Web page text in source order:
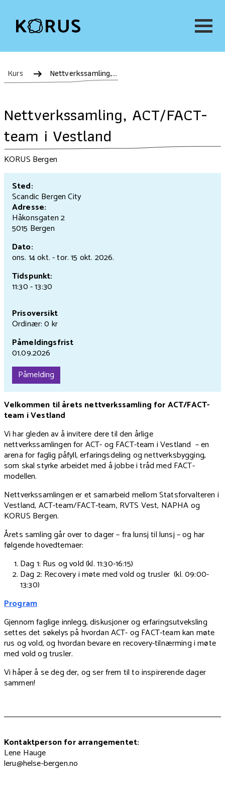
Kurs Nettverkssamling, ACT/FACT-team i Vestland
Nettverkssamling, ACT/FACT-
team i Vestland
KORUS Bergen
Sted:
Scandic Bergen City
Adresse:
Håkonsgaten 2
5015 Bergen
Dato:
ons. 14 okt.- tor. 15 okt. 2026.
Tidspunkt:
11:30 - 13:30
Prisoversikt
Ordinær: 0 kr
Påmeldingsfrist
01.09.2026
Påmelding
Velkommen til årets nettverkssamling for ACT/FACT-
team i Vestland
Vi har gleden av å invitere dere til den årlige
nettverkssamlingen for ACT- og FACT-team i Vestland – en
arena for faglig påfyll, erfaringsdeling og nettverksbygging,
som skal styrke arbeidet med å jobbe i tråd med FACT-
modellen.
Nettverkssamlingen er et samarbeid mellom Statsforvalteren i
Vestland, ACT-team/FACT-team, RVTS Vest, NAPHA og
KORUS Bergen.
Årets samling går over to dager – fra lunsj til lunsj – og har
følgende hovedtemaer:
Dag 1: Rus og vold (kl. 11:30-16:15)
Dag 2: Recovery i møte med vold og trusler (kl. 09:00-
13:30)
Program
Gjennom faglige innlegg, diskusjoner og erfaringsutveksling
settes det søkelys på hvordan ACT- og FACT-team kan møte
rus og vold, og hvordan bevare en recovery-tilnærming i møte
med vold og trusler.
Vi håper å se deg der, og ser frem til to inspirerende dager
sammen!
Kontaktperson for arrangementet:
Lene Hauge
leru@helse-bergen.no